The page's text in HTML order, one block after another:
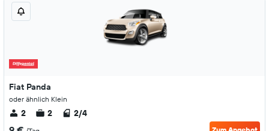
Fiat Panda
oder ähnlich Klein
2 2 2/4